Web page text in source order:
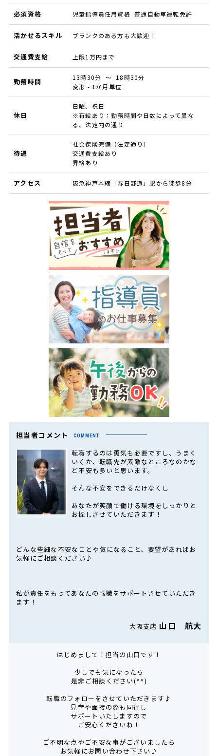
必須資格 児童指導員任用資格 普通自動車運転免許
活かせるスキル ブランクのある方も大歓迎！
交通費支給 上限1万円まで
勤務時間
13時30分 ～ 18時30分
変形 - 1か月単位
休日
日曜、祝日
※有給あり：勤務時間や日数によって異な
る、法定内の通り
待遇
社会保険完備（法定通り）
交通費支給あり
昇給あり
アクセス 阪急神戸本線「春日野道」駅から徒歩8分
担当者コメント COMMENT
転職するのは勇気も必要ですし、うまく
いくか、転職先が素敵なところなのかな
ど不安も多いと思います。
そんな不安をできるだけなくし
あなたが笑顔で働ける環境をしっかりと
お探しさせていただきます！
どんな些細な不安なことや気になること、要望があればお
気軽にご相談ください♪
私が責任をもってあなたの転職をサポートさせていただき
ます！
大阪支店 山口 航大
はじめまして！担当の山口です！
少しでも気になったら
是非ご相談ください(^^)
転職のフォローをさせていただきます♪
見学や面接の際も同行し
サポートいたしますので
ご安心くださいね！
ご不明な点やご不安な事がございましたら
お気軽にお問い合わせ下さい♪